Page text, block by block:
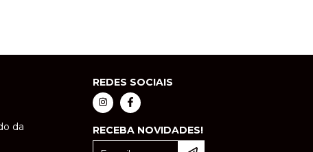
da
REDES SOCIAIS
RECEBA NOVIDADES!